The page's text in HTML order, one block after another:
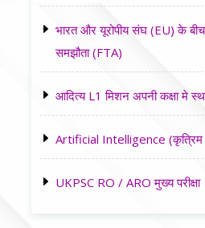
भारत और यूरोपीय संघ (EU) के बीच
समझौता (FTA)
आदित्य L1 मिशन अपनी कक्षा मे
Artificial Intelligence (कृत्रिम
UKPSC RO / ARO मुख्य परीक्षा